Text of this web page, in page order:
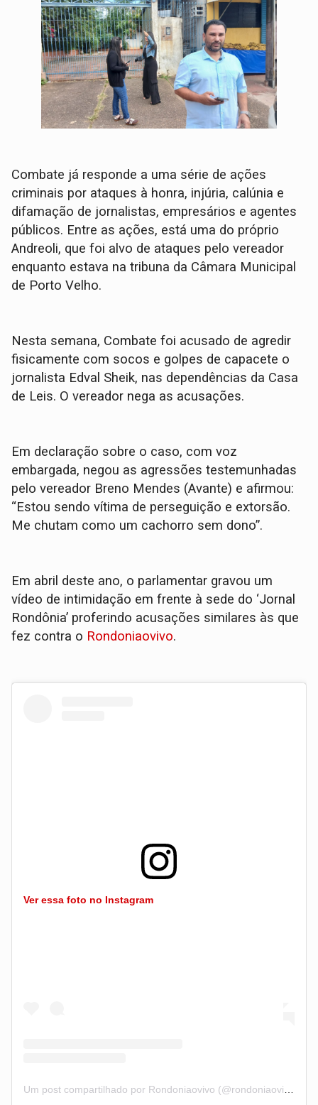
Combate já responde a uma série de ações
criminais por ataques à honra, injúria, calúnia e
difamação de jornalistas, empresários e agentes
públicos. Entre as ações, está uma do próprio
Andreoli, que foi alvo de ataques pelo vereador
enquanto estava na tribuna da Câmara Municipal
de Porto Velho.
Nesta semana, Combate foi acusado de agredir
fisicamente com socos e golpes de capacete o
jornalista Edval Sheik, nas dependências da Casa
de Leis. O vereador nega as acusações.
Em declaração sobre o caso, com voz
embargada, negou as agressões testemunhadas
pelo vereador Breno Mendes (Avante) e afirmou:
“Estou sendo vítima de perseguição e extorsão.
Me chutam como um cachorro sem dono”.
Em abril deste ano, o parlamentar gravou um
vídeo de intimidação em frente à sede do ‘Jornal
Rondônia’ proferindo acusações similares às que
fez contra o Rondoniaovivo.
Ver essa foto no Instagram